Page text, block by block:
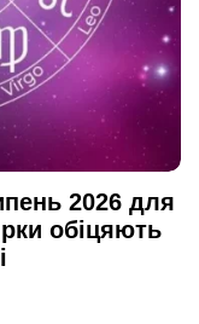
2026 для
обіцяють